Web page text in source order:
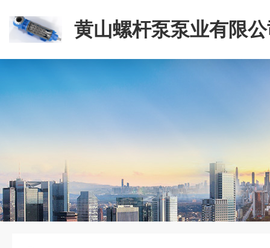
黄山螺杆泵泵业有限